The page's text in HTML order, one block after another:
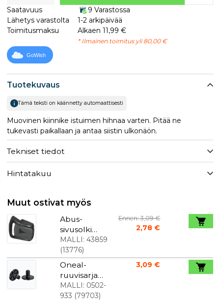
Tuotekuvaus
Tämä teksti on käännetty automaattisesti
Muovinen kiinnike istuimen hihnaa varten. Pitää ne
tukevasti paikallaan ja antaa siistin ulkonäön.
Tekniset tiedot
Hintatakuu
Saatavuus
9 Varastossa
Lähetys varastolta
1-2 arkipäivää
Toimitusmaksu
Alkaen 11,99 €
* Ilmainen toimitus yli 80,00 €
GoWish
Muut ostivat myös
Abus-
sivusolki
kypärää
varten
MALLI: 43859
(13776)
Ennen: 3,09 €
2,78 €
Oneal-
ruuvisarja
visiiriä
varten
MALLI: 0502-
933 (79703)
3,09 €